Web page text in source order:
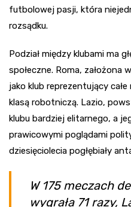
futbolowej pasji, która
rozsądku.
Podział między klubami ma
społeczne. Roma, założona
jako klub reprezentujący
klasą robotniczą. Lazio,
klubu bardziej elitarnego, a
prawicowymi poglądami
dziesięciolecia pogłębiały
W 175 meczach
wygrała 71 razy,